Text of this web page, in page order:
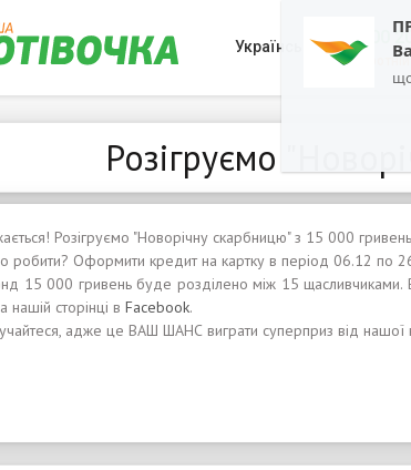
Українська 0800
Розігруємо
Розігруємо "Новорічну скарбницю" з 15 000 гривень
робити? Оформити кредит на картку в період 06.12 по
15 000 гривень буде розділено між 15
нашій сторінці в Facebook.
адже це ВАШ ШАНС виграти суперприз від нашої